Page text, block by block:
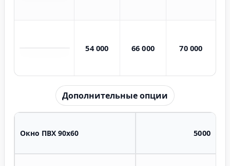
54 000 66 000 70 000
Дополнительные опции
Окно ПВХ 90х60 5000